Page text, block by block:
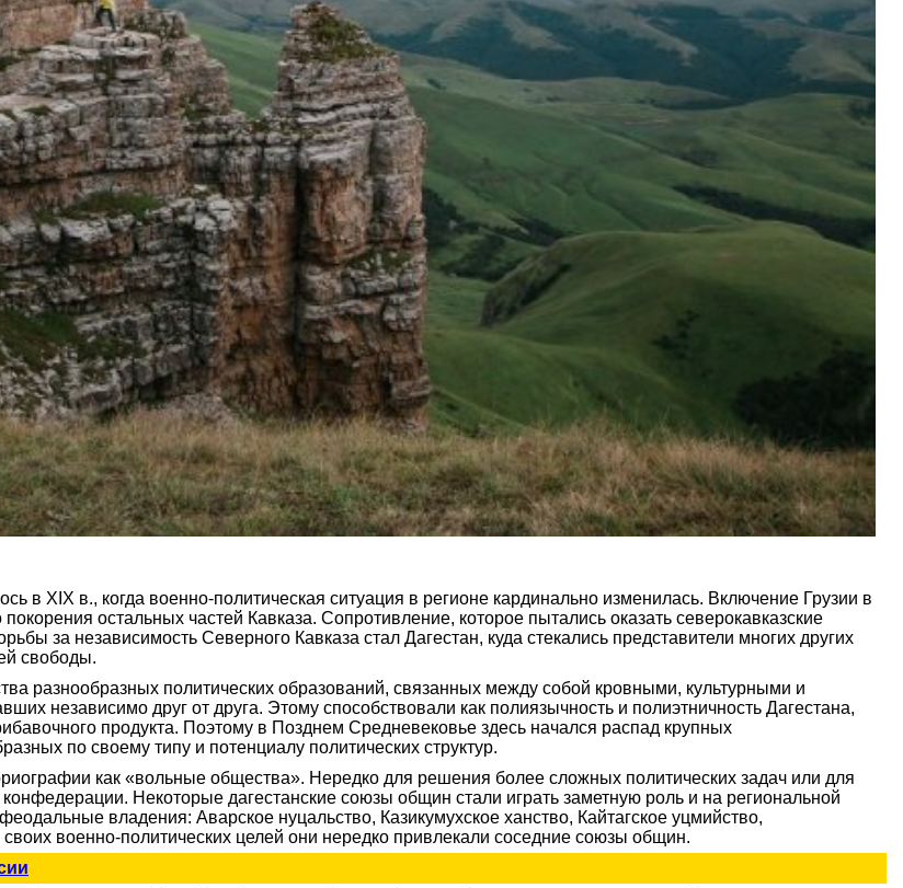
в XIX в., когда военно-политическая ситуация в регионе кардинально изменилась. Включение Грузии в
остальных частей Кавказа. Сопротивление, которое пытались оказать северокавказские
за независимость Северного Кавказа стал Дагестан, куда стекались представители многих других
свободы.
разнообразных политических образований, связанных между собой кровными, культурными и
независимо друг от друга. Этому способствовали как полиязычность и полиэтничность Дагестана,
продукта. Поэтому в Позднем Средневековье здесь начался распад крупных
по своему типу и потенциалу политических структур.
как «вольные общества». Нередко для решения более сложных политических задач или для
Некоторые дагестанские союзы общин стали играть заметную роль и на региональной
владения: Аварское нуцальство, Казикумухское ханство, Кайтагское уцмийство,
военно-политических целей они нередко привлекали соседние союзы общин.